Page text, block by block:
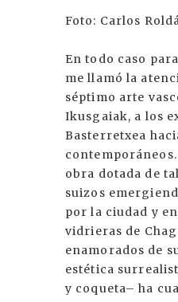
Foto: Carlos
En todo caso
me llamó la
séptimo arte
Ikusgaiak, a los
Basterretxea
obra dotada de
suizos
por la ciudad y
vidrieras de
enamorados de
estética
y coqueta– ha